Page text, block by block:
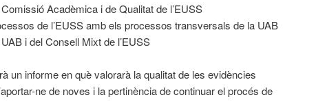
Acadèmica i de Qualitat de l’EUSS
de l’EUSS amb els processos transversals de la UAB
i del Consell Mixt de l’EUSS
un informe en què valorarà la qualitat de les evidències
ne de noves i la pertinència de continuar el procés de